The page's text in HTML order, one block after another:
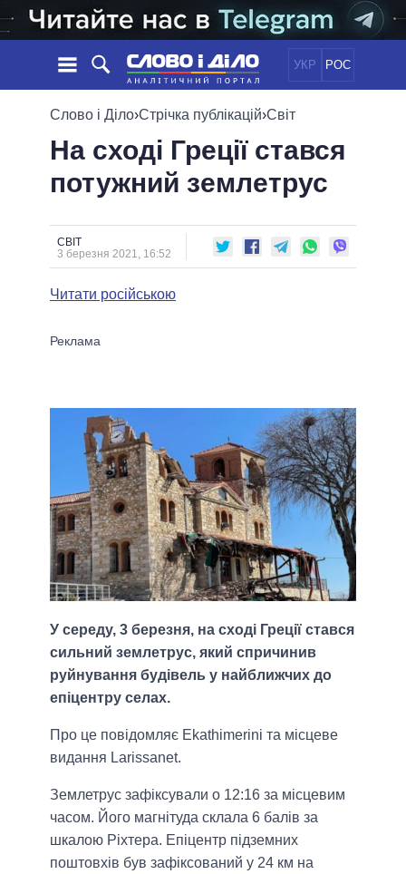
УКР РОС
НОВИНИ
СТРІЧКА
ПОДІЇ
ДУМКИ
ОГЛЯДИ
ДАЙДЖЕСТИ
ПОЛІТИКА
ЕКОНОМІКА
ОБIЦЯНКИ
ПОЛIТИКИ
УСІ ПОЛІТИКИ
ПРЕЗИДЕНТ І ОФІС
ВЕРХОВНА РАДА
ГОЛОВИ ОБЛАДМІНІСТРАЦІЙ
ІНФОГРАФІКА
ВІДЕО
Слово і Діло›Стрічка публікацій›Світ
На сході Греції стався
потужний землетрус
СВІТ
3 березня 2021, 16:52
Читати російською
У середу, 3 березня, на сході Греції стався
сильний землетрус, який спричинив
руйнування будівель у найближчих до
епіцентру селах.
Про це повідомляє Ekathimerini та місцеве
видання Larissanet.
Землетрус зафіксували о 12:16 за місцевим
часом. Його магнітуда склала 6 балів за
шкалою Ріхтера. Епіцентр підземних
поштовхів був зафіксований у 24 км на